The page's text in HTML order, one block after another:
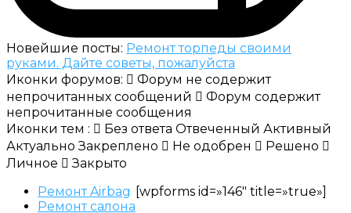
Новейшие посты: Ремонт торпеды своими
руками. Дайте советы, пожалуйста
Иконки форумов:
Форум не содержит
непрочитанных сообщений
Форум содержит
непрочитанные сообщения
Иконки тем :
Без ответа Отвеченный Активный
Актуально Закреплено Не одобрен
Решено
Личное
Закрыто
Ремонт Airbag
Ремонт салона
[wpforms id=»146″ title=»true»]